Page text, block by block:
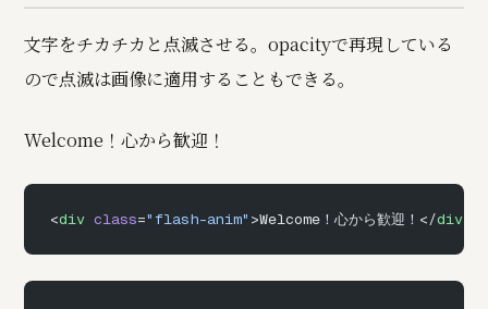
文字をチカチカと点滅させる。opacityで再現している
ので点滅は画像に適用することもできる。
Welcome！心から歓迎！
<div class="flash-anim" >Welcome！心から歓迎！</div>